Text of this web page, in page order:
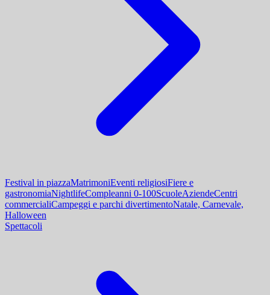
Festival in piazzaMatrimoniEventi religiosiFiere e
gastronomiaNightlifeCompleanni 0-100ScuoleAziendeCentri
commercialiCampeggi e parchi divertimentoNatale, Carnevale,
Halloween
Spettacoli